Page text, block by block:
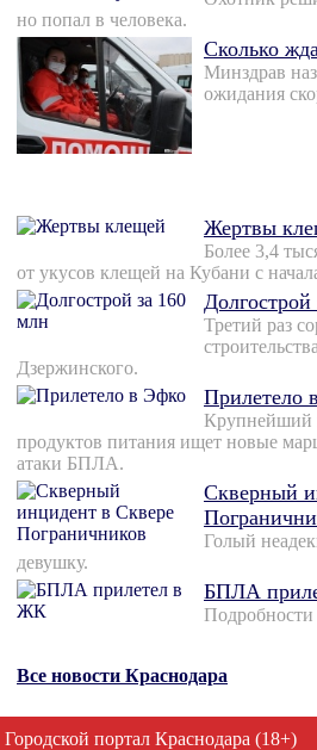
но попал в человека.
Сколько
Минздрав
ожидания
Жертвы
Более 3,4
от укусов клещей на Кубани с
Третий раз
Дзержинского.
Прилетело
Крупнейший
продуктов питания ищет новые
атаки БПЛА.
Скверный
Голый
девушку.
БПЛА
Все новости Краснодара
Городской портал Краснодара (18+)